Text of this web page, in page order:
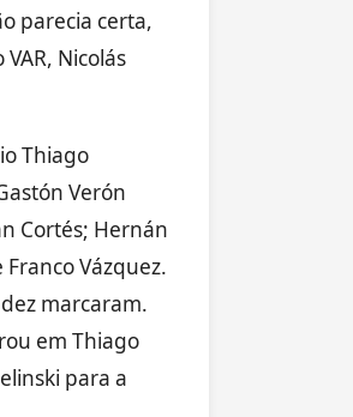
parecia certa,
Nicolás
Thiago
Verón
Cortés; Hernán
Vázquez.
marcaram.
em Thiago
para a